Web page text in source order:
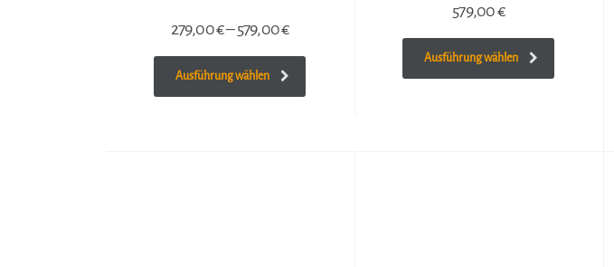
279,00€–579,00€
Ausführung wählen
579,00€
Ausführung wählen